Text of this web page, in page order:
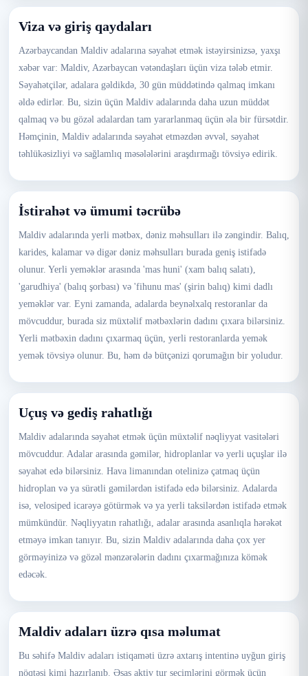
Viza və giriş qaydaları
Azərbaycandan Maldiv adalarına səyahət etmək istəyirsinizsə, yaxşı
xəbər var: Maldiv, Azərbaycan vətəndaşları üçün viza tələb etmir.
Səyahətçilər, adalara gəldikdə, 30 gün müddətində qalmaq imkanı
əldə edirlər. Bu, sizin üçün Maldiv adalarında daha uzun müddət
qalmaq və bu gözəl adalardan tam yararlanmaq üçün əla bir fürsətdir.
Həmçinin, Maldiv adalarında səyahət etməzdən əvvəl, səyahət
təhlükəsizliyi və sağlamlıq məsələlərini araşdırmağı tövsiyə edirik.
İstirahət və ümumi təcrübə
Maldiv adalarında yerli mətbəx, dəniz məhsulları ilə zəngindir. Balıq,
karides, kalamar və digər dəniz məhsulları burada geniş istifadə
olunur. Yerli yeməklər arasında 'mas huni' (xam balıq salatı),
'garudhiya' (balıq şorbası) və 'fihunu mas' (şirin balıq) kimi dadlı
yeməklər var. Eyni zamanda, adalarda beynəlxalq restoranlar da
mövcuddur, burada siz müxtəlif mətbəxlərin dadını çıxara bilərsiniz.
Yerli mətbəxin dadını çıxarmaq üçün, yerli restoranlarda yemək
yemək tövsiyə olunur. Bu, həm də bütçənizi qorumağın bir yoludur.
Uçuş və gediş rahatlığı
Maldiv adalarında səyahət etmək üçün müxtəlif nəqliyyat vasitələri
mövcuddur. Adalar arasında gəmilər, hidroplanlar və yerli uçuşlar ilə
səyahət edə bilərsiniz. Hava limanından otelinizə çatmaq üçün
hidroplan və ya sürətli gəmilərdən istifadə edə bilərsiniz. Adalarda
isə, velosiped icarəyə götürmək və ya yerli taksilərdən istifadə etmək
mümkündür. Nəqliyyatın rahatlığı, adalar arasında asanlıqla hərəkət
etməyə imkan tanıyır. Bu, sizin Maldiv adalarında daha çox yer
görməyinizə və gözəl mənzərələrin dadını çıxarmağınıza kömək
edəcək.
Maldiv adaları üzrə qısa məlumat
Bu səhifə Maldiv adaları istiqaməti üzrə axtarış intentinə uyğun giriş
nöqtəsi kimi hazırlanıb. Əsas aktiv tur seçimlərini görmək üçün